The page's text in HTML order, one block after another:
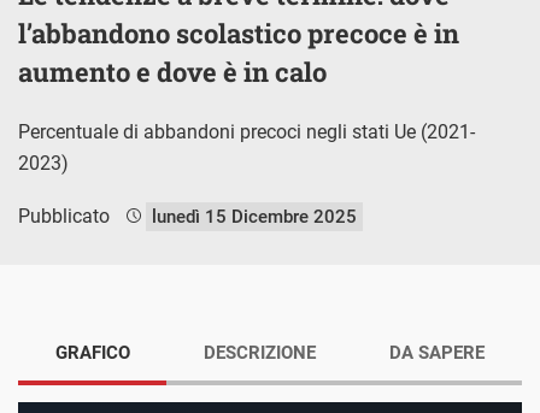
l’abbandono scolastico precoce è in
aumento e dove è in calo
Percentuale di abbandoni precoci negli stati Ue (2021-
2023)
Pubblicato lunedì 15 Dicembre 2025
GRAFICO DESCRIZIONE DA SAPERE